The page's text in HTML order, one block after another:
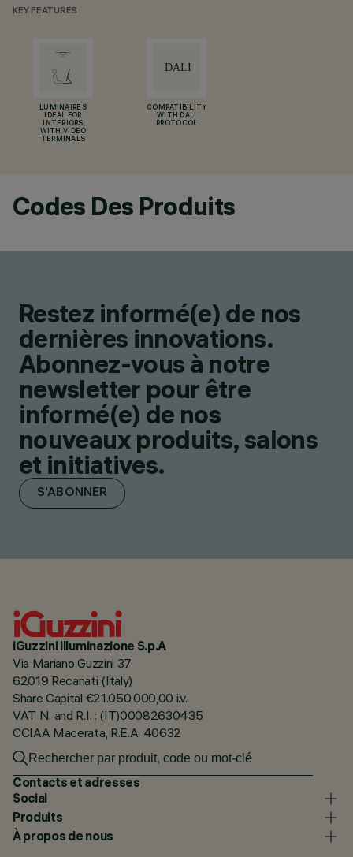
KEY FEATURES
LUMINAIRES
IDEAL FOR
INTERIORS
WITH VIDEO
TERMINALS
COMPATIBILITY
WITH DALI
PROTOCOL
Codes Des Produits
Restez informé(e) de nos
dernières innovations.
Abonnez-vous à notre
newsletter pour être
informé(e) de nos
nouveaux produits, salons
et initiatives.
S'ABONNER
iGuzzini illuminazione S.p.A
Via Mariano Guzzini 37
62019 Recanati (Italy)
Share Capital €21.050.000,00 i.v.
VAT N. and R.I. : (IT)00082630435
CCIAA Macerata, R.E.A. 40632
Contacts et adresses
Social
Produits
À propos de nous